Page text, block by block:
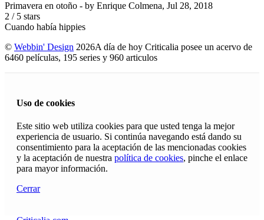
Primavera en otoño - by Enrique Colmena, Jul 28, 2018
2 / 5 stars
Cuando había hippies
© Webbin' Design 2026A día de hoy Criticalia posee un acervo de
6460 películas, 195 series y 960 articulos
Uso de cookies
Este sitio web utiliza cookies para que usted tenga la mejor
experiencia de usuario. Si continúa navegando está dando su
consentimiento para la aceptación de las mencionadas cookies
y la aceptación de nuestra política de cookies, pinche el enlace
para mayor información.
Cerrar